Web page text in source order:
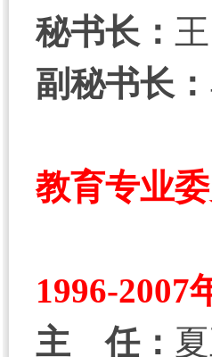
秘书长：
副秘书长：
教育专业
1996-2007
主 任：